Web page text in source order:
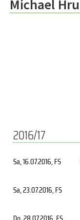
Michael
2016/17
Sa, 16.07.2016, FS
Sa, 23.07.2016, FS